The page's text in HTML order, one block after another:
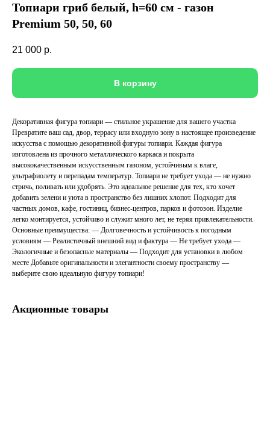
Топиари гриб белый, h=60 см - газон
Premium 50, 50, 60
21 000 р.
В корзину
Декоративная фигура топиари — стильное украшение для вашего участка
Превратите ваш сад, двор, террасу или входную зону в настоящее произведение
искусства с помощью декоративной фигуры топиари. Каждая фигура
изготовлена из прочного металлического каркаса и покрыта
высококачественным искусственным газоном, устойчивым к влаге,
ультрафиолету и перепадам температур. Топиари не требует ухода — не нужно
стричь, поливать или удобрять. Это идеальное решение для тех, кто хочет
добавить зелени и уюта в пространство без лишних хлопот. Подходит для
частных домов, кафе, гостиниц, бизнес-центров, парков и фотозон. Изделие
легко монтируется, устойчиво и служит много лет, не теряя привлекательности.
Основные преимущества: — Долговечность и устойчивость к погодным
условиям — Реалистичный внешний вид и фактура — Не требует ухода —
Экологичные и безопасные материалы — Подходит для установки в любом
месте Добавьте оригинальности и элегантности своему пространству —
выберите свою идеальную фигуру топиари!
Акционные товары